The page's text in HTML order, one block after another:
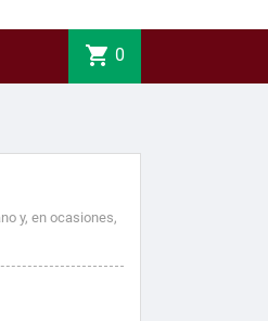
shopping_cart 0
y, en ocasiones,